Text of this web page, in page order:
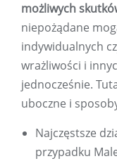
możliwych
niepożądane
indywidualnych
wrażliwości i
jednocześnie.
uboczne i
Najczęstsze
przypadku